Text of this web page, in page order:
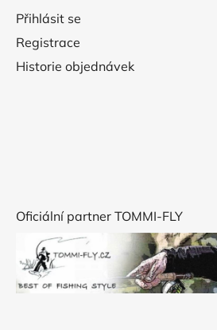
Přihlásit se
Registrace
Historie objednávek
Oficiální partner TOMMI-FLY